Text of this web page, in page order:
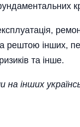
та рештою інших,
та інше.
на інших